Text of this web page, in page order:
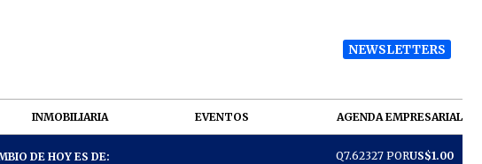
NEWSLETTERS
INMOBILIARIA EVENTOS AGENDA EMPRESARIAL
DE HOY ES DE: Q7.62327 PORUS$1.00